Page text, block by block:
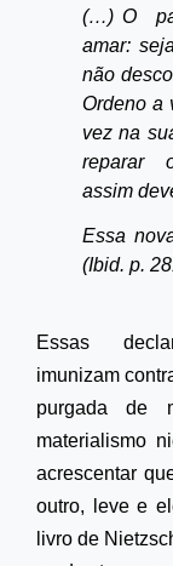
(…) O
amar:
não
Ordeno a
vez na
reparar
assim
Essa
(Ibid. p.
Essas
imunizam
purgada de
materialismo
acrescentar
outro, leve e
livro de